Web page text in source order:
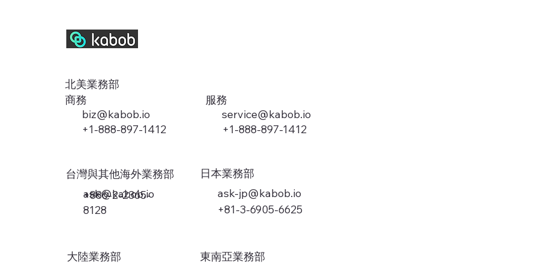
北美業務部
商務
biz@kabob.io
+1-888-897-1412
​服務
service@kabob.io
+1-888-897-1412
台灣與其他海外業務部
ask@kabob.io
+886-2-2365-
8128
日本業務部
ask-jp@kabob.io
+81-3-6905-6625
大陸業務部
東南亞業務部